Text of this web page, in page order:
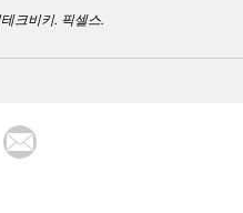
크비키. 픽셀스.